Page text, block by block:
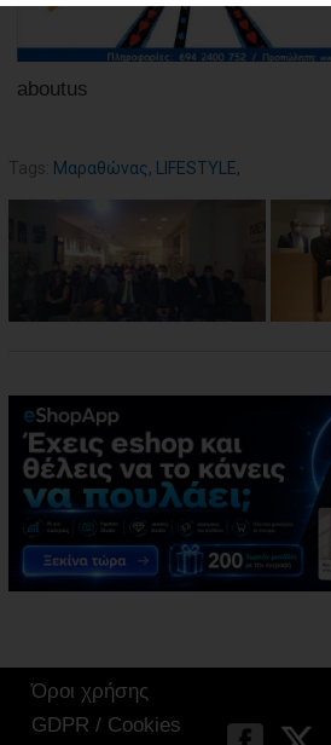
aboutus
Tags: Μαραθώνας, LIFESTYLE,
Όροι χρήσης
GDPR / Cookies